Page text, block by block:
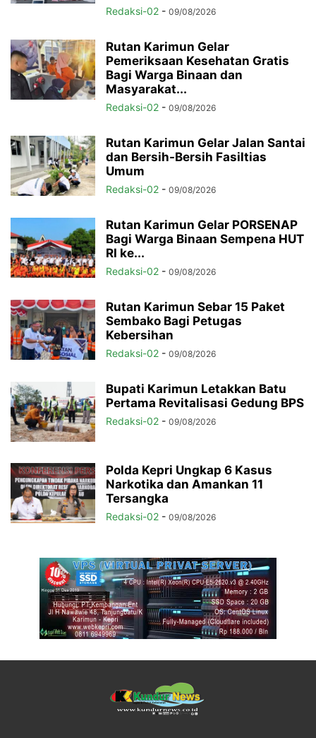
Redaksi-02 - 09/08/2026
Rutan Karimun Gelar
Pemeriksaan Kesehatan Gratis
Bagi Warga Binaan dan
Masyarakat...
Redaksi-02 - 09/08/2026
Rutan Karimun Gelar Jalan Santai
dan Bersih-Bersih Fasiltias
Umum
Redaksi-02 - 09/08/2026
Rutan Karimun Gelar PORSENAP
Bagi Warga Binaan Sempena HUT
RI ke...
Redaksi-02 - 09/08/2026
Rutan Karimun Sebar 15 Paket
Sembako Bagi Petugas
Kebersihan
Redaksi-02 - 09/08/2026
Bupati Karimun Letakkan Batu
Pertama Revitalisasi Gedung BPS
Redaksi-02 - 09/08/2026
Polda Kepri Ungkap 6 Kasus
Narkotika dan Amankan 11
Tersangka
Redaksi-02 - 09/08/2026